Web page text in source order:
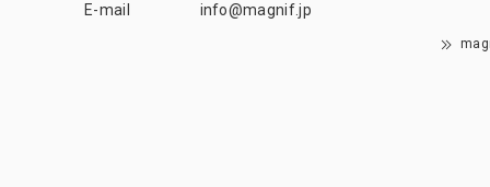
E-mail
info@magnif.jp